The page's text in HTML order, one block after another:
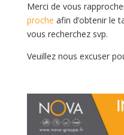
Merci de vous
proche afin d’obtenir le
vous recherchez svp.
Veuillez nous excuser